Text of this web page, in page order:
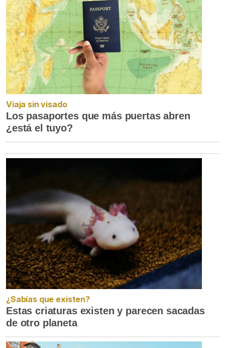
Viaja sin visado
Los pasaportes que más puertas abren
¿está el tuyo?
¿Sabías que existen?
Estas criaturas existen y parecen sacadas
de otro planeta